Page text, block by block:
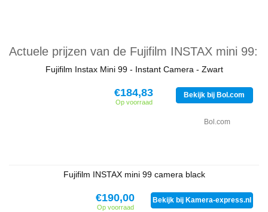
Actuele prijzen van de Fujifilm INSTAX mini 99:
Fujifilm Instax Mini 99 - Instant Camera - Zwart
€184,83
Op voorraad
Bekijk bij Bol.com
Bol.com
Fujifilm INSTAX mini 99 camera black
€190,00
Op voorraad
Bekijk bij Kamera-express.nl